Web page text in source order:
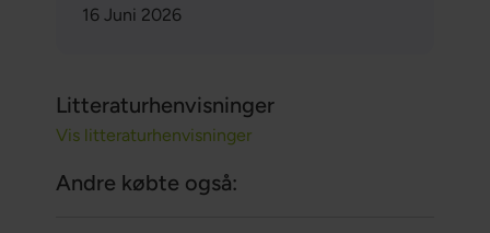
16 Juni 2026
Litteraturhenvisninger
Vis litteraturhenvisninger
Andre købte også: